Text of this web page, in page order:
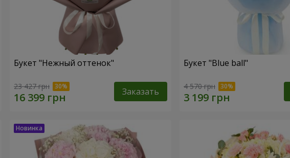
Букет "Нежный оттенок"
23 427 грн Заказать
Букет "Blue ball"
4 570 грн